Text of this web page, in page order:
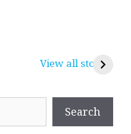
View all stories
रामसा पीर, रुणेचा रा
Search